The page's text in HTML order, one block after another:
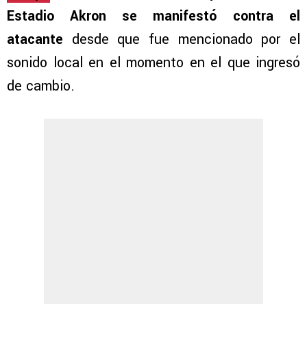
Estadio Akron se manifestó contra el
atacante desde que fue mencionado por el
sonido local en el momento en el que ingresó
de cambio.